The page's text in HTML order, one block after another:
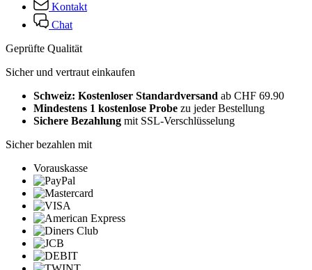
Kontakt
Chat
Geprüfte Qualität
Sicher und vertraut einkaufen
Schweiz: Kostenloser Standardversand ab CHF 69.90
Mindestens 1 kostenlose Probe zu jeder Bestellung
Sichere Bezahlung mit SSL-Verschlüsselung
Sicher bezahlen mit
Vorauskasse